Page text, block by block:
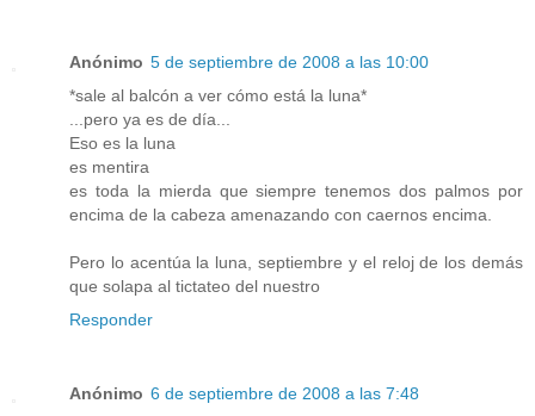
Anónimo 5 de septiembre de 2008 a las 10:00
*sale al balcón a ver cómo está la luna*
...pero ya es de día...
Eso es la luna
es mentira
es toda la mierda que siempre tenemos dos palmos por
encima de la cabeza amenazando con caernos encima.
Pero lo acentúa la luna, septiembre y el reloj de los demás
que solapa al tictateo del nuestro
Responder
Anónimo 6 de septiembre de 2008 a las 7:48